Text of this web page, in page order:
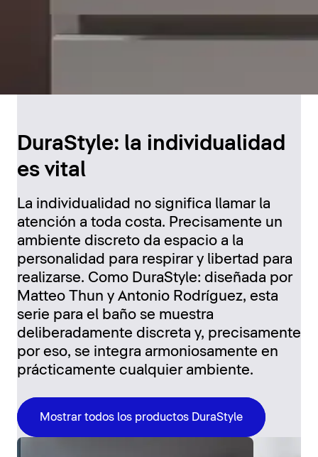
DuraStyle: la individualidad
es vital
La individualidad no significa llamar la
atención a toda costa. Precisamente un
ambiente discreto da espacio a la
personalidad para respirar y libertad para
realizarse. Como DuraStyle: diseñada por
Matteo Thun y Antonio Rodríguez, esta
serie para el baño se muestra
deliberadamente discreta y, precisamente
por eso, se integra armoniosamente en
prácticamente cualquier ambiente.
Mostrar todos los productos DuraStyle